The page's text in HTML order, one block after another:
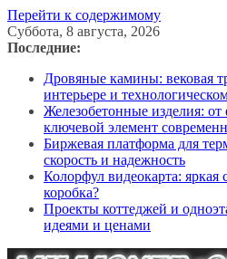
Перейти к содержимому
Суббота, 8 августа, 2026
Последние:
Дровяные камины: вековая
интерьере и
Железобетонные изделия:
ключевой элемент
Биржевая платформа для
скорость и надежность
Колорфул видеокарта: яркая
коробка?
Проекты коттеджей и
идеями и ценами